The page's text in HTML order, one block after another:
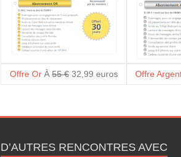
Offre OrÀ 55 €32,99 euros Offre
D’AUTRES RENCONTRES AVEC